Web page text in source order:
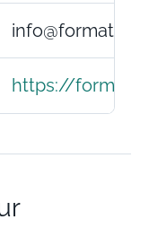
https://